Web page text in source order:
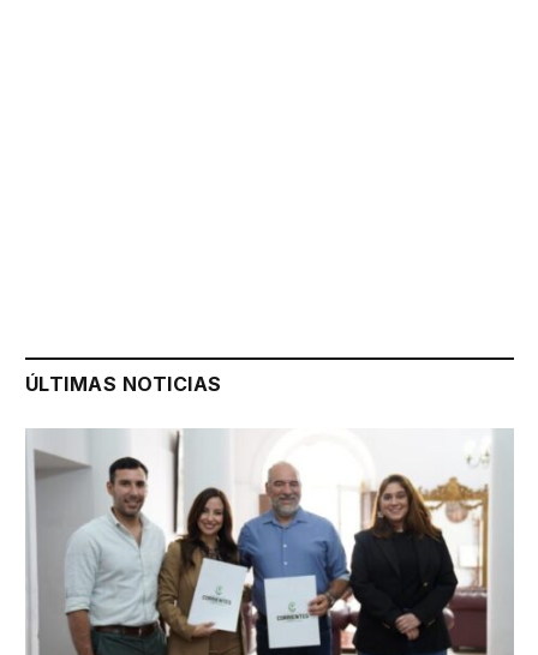
ÚLTIMAS NOTICIAS